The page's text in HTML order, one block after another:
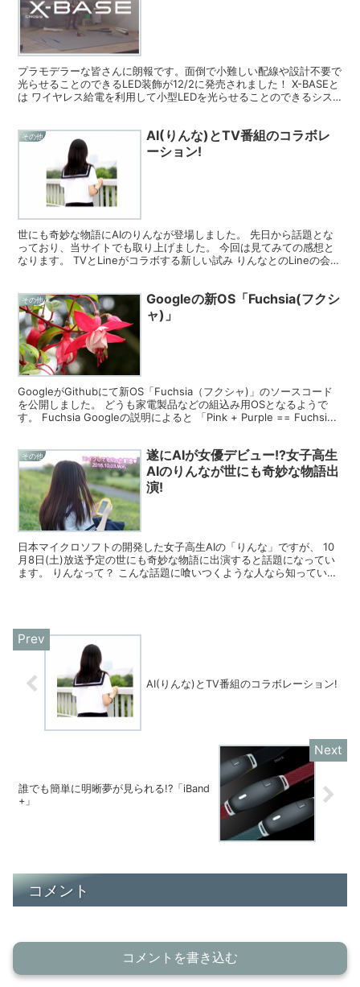
プラモデラーな皆さんに朗報です。面倒で小難しい配線や設計不要で
光らせることのできるLED装飾が12/2に発売されました！ X-BASEと
は ワイヤレス給電を利用して小型LEDを光らせることのできるシス
その他
AI(りんな)とTV番組のコラボレ
ーション!
世にも奇妙な物語にAIのりんなが登場しました。 先日から話題とな
っており、当サイトでも取り上げました。 今回は見てみての感想と
なります。 TVとLineがコラボする新しい試み りんなとのLineの会話
その他
Googleの新OS「Fuchsia(フクシ
ャ)」
GoogleがGithubにて新OS「Fuchsia（フクシャ)」のソースコード
を公開しました。 どうも家電製品などの組込み用OSとなるようで
す。 Fuchsia Googleの説明によると 「Pink + Purple == Fuchsi...
その他
遂にAIが女優デビュー!?女子高生
AIのりんなが世にも奇妙な物語出
演!
日本マイクロソフトの開発した女子高生AIの「りんな」ですが、 10
月8日(土)放送予定の世にも奇妙な物語に出演すると話題になってい
ます。 りんなって？ こんな話題に喰いつくような人なら知っていそ
AI(りんな)とTV番組のコラボレーション!
誰でも簡単に明晰夢が見られる!?「iBand
+」
コメント
コメントを書き込む